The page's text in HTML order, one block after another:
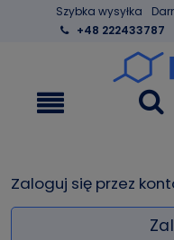
Szybka wysyłka
+48 222433787
Zaloguj się przez